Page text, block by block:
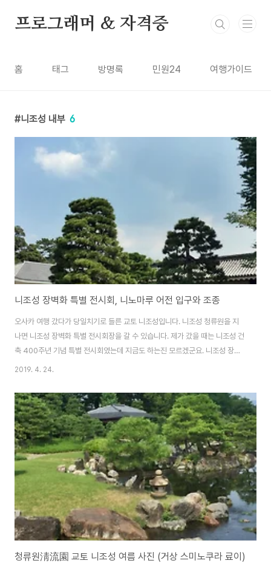
프로그래머 & 자격증
홈 태그 방명록 민원24 여행가이드
니조성 내부 6
니조성 장벽화 특별 전시회, 니노마루 어전 입구와 조종
오사카 여행 갔다가 당일치기로 들른 교토 니조성입니다. 니조성 청류원을 지
나면 니조성 장벽화 특별 전시회장을 갈 수 있습니다. 제가 갔을 때는 니조성 건
축 400주년 기념 특별 전시회였는데 지금도 하는진 모르겠군요. 니조성 장벽
화 특별 전시회에는 사진 촬영이 절대 불가한 니노마루 어전의 유물이 전시되
신경쓰는 것들이죠. 이런 유물들을 한 자리에 모아 전시하는 곳입니다. 심지어
문짝을 뜯어 통째로 보관하고 있습니다. 그걸 이 전시회에서 볼 수 있는 것이죠.
입구 근처에 있는 곳이라 니조성 들어가자마자 고개를 오른쪽으로 돌리면 바로
보입니다. 니조성 입구 오른쪽에 되게 큰 휴게소가 있는데 거기 바로 옆이라 눈
에도 잘 띱니다. 워낙에 공개..
2019. 4. 24.
청류원淸流園 교토 니조성 여름 사진 (거상 스미노쿠라 료이)